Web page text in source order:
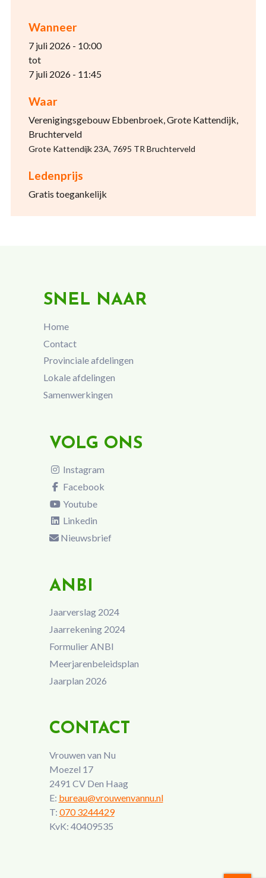
Wanneer
7 juli 2026 - 10:00
tot
7 juli 2026 - 11:45
Waar
Verenigingsgebouw Ebbenbroek, Grote Kattendijk,
Bruchterveld
Grote Kattendijk 23A, 7695 TR Bruchterveld
Ledenprijs
Gratis toegankelijk
SNEL NAAR
Home
Contact
Provinciale afdelingen
Lokale afdelingen
Samenwerkingen
VOLG ONS
Instagram
Facebook
Youtube
Linkedin
Nieuwsbrief
ANBI
Jaarverslag 2024
Jaarrekening 2024
Formulier ANBI
Meerjarenbeleidsplan
Jaarplan 2026
CONTACT
Vrouwen van Nu
Moezel 17
2491 CV Den Haag
E: bureau@vrouwenvannu.nl
T: 070 3244429
KvK: 40409535